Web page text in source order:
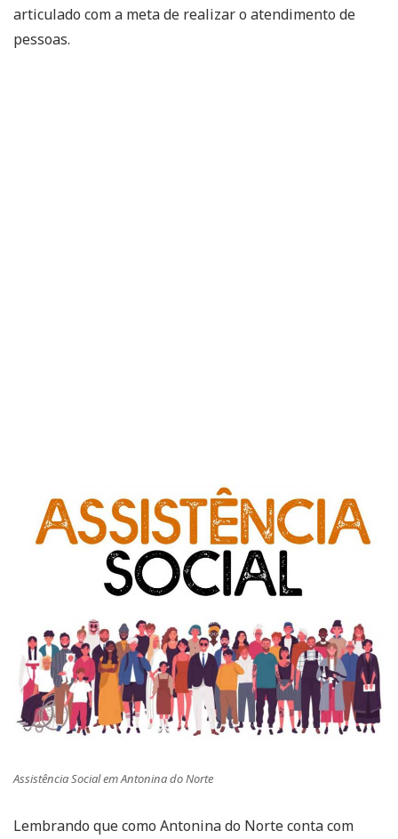
articulado com a meta de realizar o atendimento de
pessoas.
Assistência Social em Antonina do Norte
Lembrando que como Antonina do Norte conta com